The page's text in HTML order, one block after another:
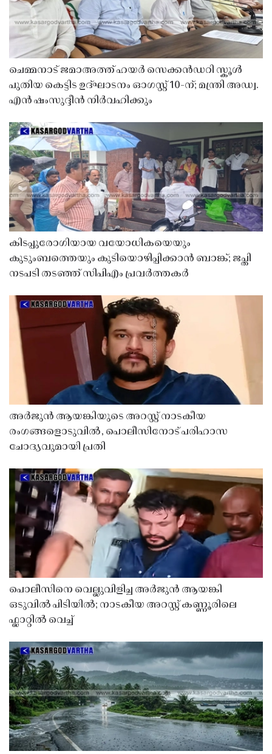
ചെമ്മനാട് ജമാഅത്ത് ഹയർ സെക്കൻഡറി സ്കൂൾ
പുതിയ കെട്ടിട ഉദ്ഘാടനം ഓഗസ്റ്റ് 10-ന്; മന്ത്രി അഡ്വ.
എൻ ഷംസുദ്ദീൻ നിർവഹിക്കും
കിടപ്പുരോഗിയായ വയോധികയെയും
കുടുംബത്തെയും കുടിയൊഴിപ്പിക്കാൻ ബാങ്ക്; ജപ്തി
നടപടി തടഞ്ഞ് സിപിഎം പ്രവർത്തകർ
അർജുൻ ആയങ്കിയുടെ അറസ്റ്റ് നാടകീയ
രംഗങ്ങളൊടുവിൽ, പൊലീസിനോട് പരിഹാസ
ചോദ്യവുമായി പ്രതി
പൊലീസിനെ വെല്ലുവിളിച്ച അർജുൻ ആയങ്കി
ഒടുവിൽ പിടിയിൽ; നാടകീയ അറസ്റ്റ് കണ്ണൂരിലെ
ഫ്ലാറ്റിൽ വെച്ച്